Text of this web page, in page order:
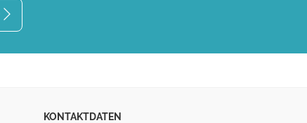
KONTAKTDATEN